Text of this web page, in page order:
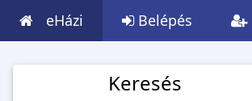
eHázi Belépés
Keresés